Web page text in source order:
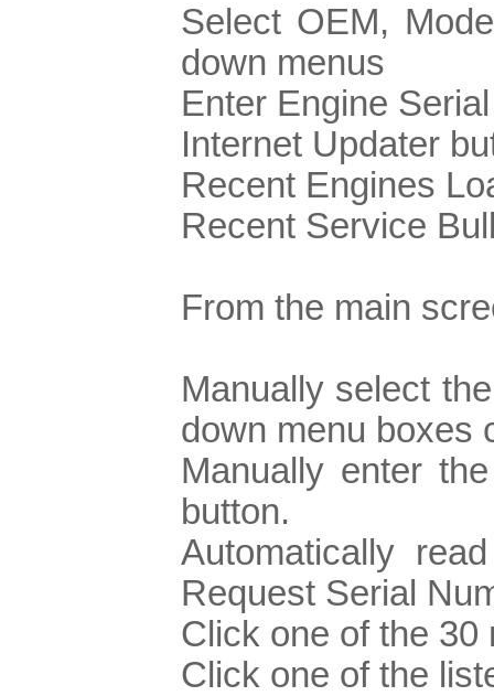
Select OEM,
down menus
Enter Engine
Internet Updater
Recent Engines
Recent Service
From the main
Manually select
down menu boxes
Manually enter
button.
Automatically
Request Serial
Click one of the
Click one of the